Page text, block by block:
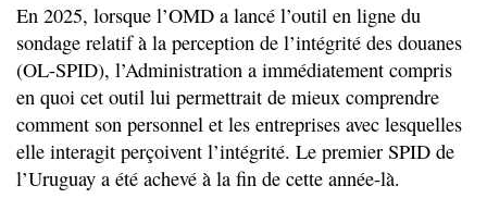
En 2025, lorsque l’OMD a lancé l’outil en ligne du
sondage relatif à la perception de l’intégrité des douanes
(OL-SPID), l’Administration a immédiatement compris
en quoi cet outil lui permettrait de mieux comprendre
comment son personnel et les entreprises avec lesquelles
elle interagit perçoivent l’intégrité. Le premier SPID de
l’Uruguay a été achevé à la fin de cette année-là.